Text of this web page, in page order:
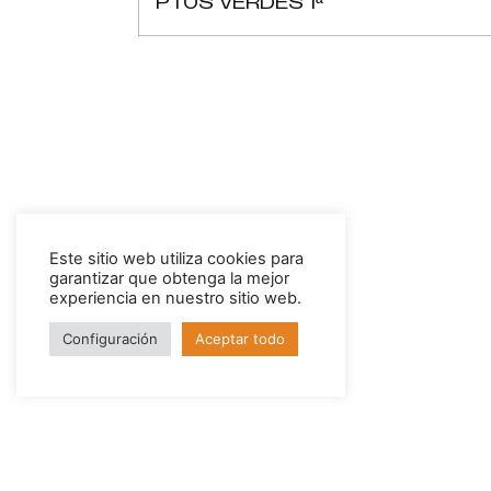
PTOS VERDES 1ª
Este sitio web utiliza cookies para
garantizar que obtenga la mejor
experiencia en nuestro sitio web.
Configuración Aceptar todo